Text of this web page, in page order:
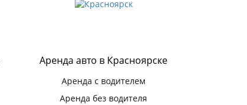
Аренда авто в Красноярске
Аренда с водителем
Аренда без водителя